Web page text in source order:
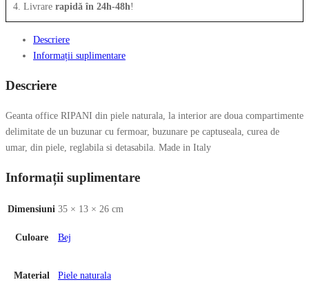
4. Livrare rapidă în 24h-48h!
Descriere
Informații suplimentare
Descriere
Geanta office RIPANI din piele naturala, la interior are doua compartimente
delimitate de un buzunar cu fermoar, buzunare pe captuseala, curea de
umar, din piele, reglabila si detasabila. Made in Italy
Informații suplimentare
Dimensiuni 35 × 13 × 26 cm
Culoare Bej
Material Piele naturala